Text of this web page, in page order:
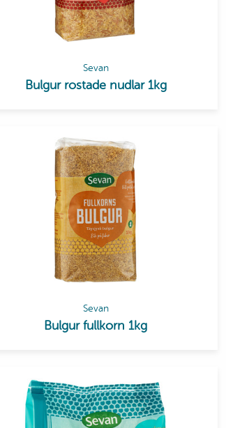
Sevan
Bulgur rostade nudlar 1kg
Sevan
Bulgur fullkorn 1kg